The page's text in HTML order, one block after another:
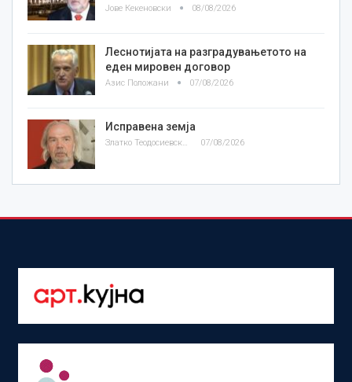
Јове Кекеновски 08/08/2026
Леснотијата на разградувањетото на
еден мировен договор
Азис Положани 07/08/2026
Исправена земја
Златко Теодосиевски 07/08/2026